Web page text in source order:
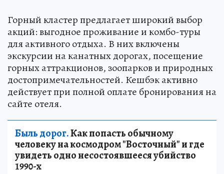
Горный кластер предлагает широкий выбор
акций: выгодное проживание и комбо-туры
для активного отдыха. В них включены
экскурсии на канатных дорогах, посещение
горных аттракционов, зоопарков и природных
достопримечательностей. Кешбэк активно
действует при полной оплате бронирования на
сайте отеля.
Быль дорог.Как попасть обычному
человеку на космодром "Восточный" и где
увидеть одно несостоявшееся убийство
1990-х